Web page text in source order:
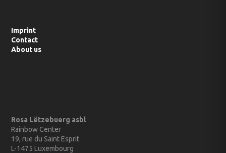
Imprint
Contact
About us
Rosa Lëtzebuerg asbl
Rainbow Center
19, rue du Saint Esprit
L-1475 Luxembourg